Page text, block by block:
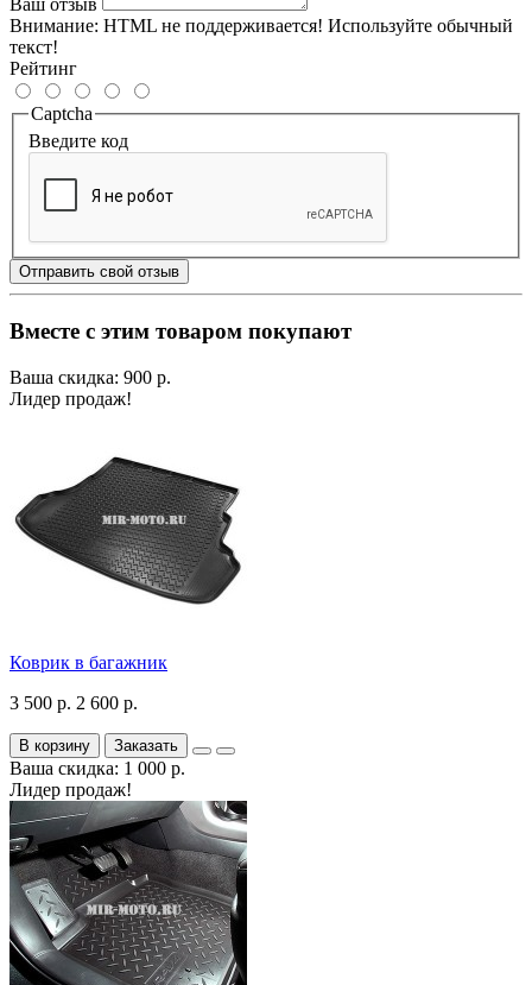
Внимание: HTML не поддерживается! Используйте обычный
текст!
Рейтинг
Captcha
Введите код
Отправить свой отзыв
Вместе с этим товаром покупают
Ваша скидка: 900 р.
Лидер продаж!
Коврик в багажник
3 500 р. 2 600 р.
В корзину Заказать
Ваша скидка: 1 000 р.
Лидер продаж!